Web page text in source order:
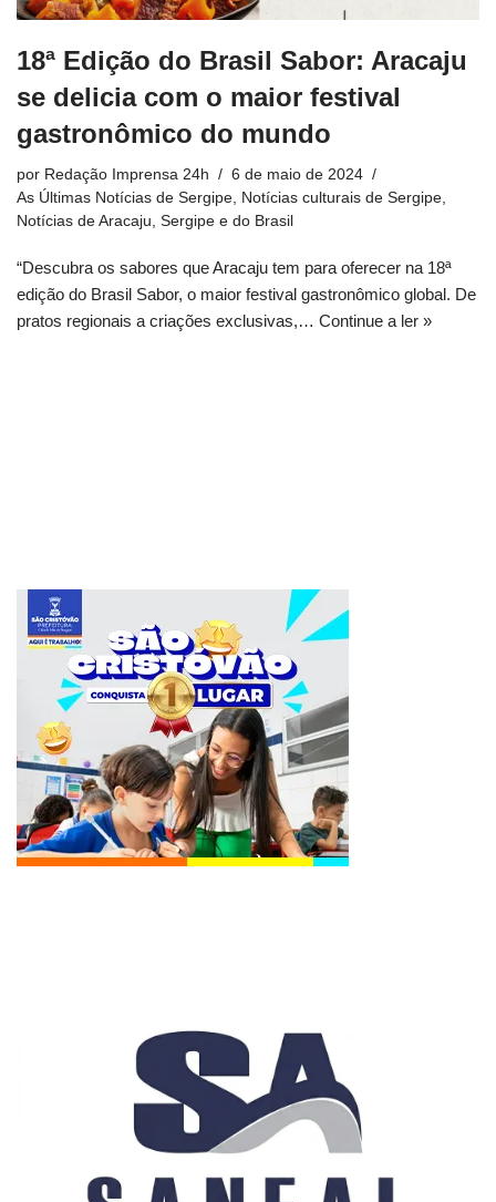
18ª Edição do Brasil Sabor: Aracaju
se delicia com o maior festival
gastronômico do mundo
por Redação Imprensa 24h
6 de maio de 2024
As Últimas Notícias de Sergipe, Notícias culturais de Sergipe,
Notícias de Aracaju, Sergipe e do Brasil
“Descubra os sabores que Aracaju tem para oferecer na 18ª
edição do Brasil Sabor, o maior festival gastronômico global. De
pratos regionais a criações exclusivas,… Continue a ler »